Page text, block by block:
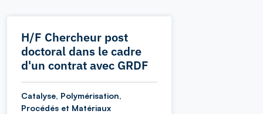
H/F Chercheur post
doctoral dans le cadre
d'un contrat avec GRDF
Catalyse, Polymérisation,
Procédés et Matériaux